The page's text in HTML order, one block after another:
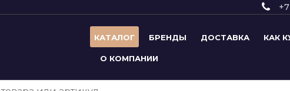
КАТАЛОГ БРЕНДЫ ДОСТАВКА КАК
О КОМПАНИИ